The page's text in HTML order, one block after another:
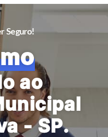
Seguro!
ao
- SP.